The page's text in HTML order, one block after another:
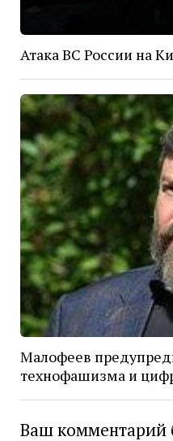
Атака ВС России на
Малофеев
технофашизма и
Ваш комментарий